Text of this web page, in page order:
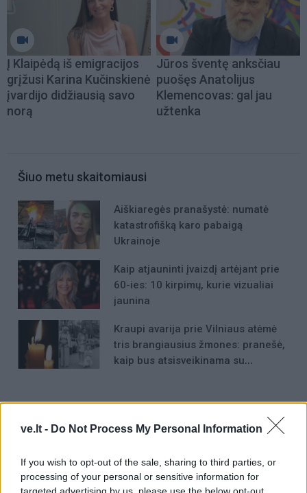
ve.lt - Do Not Process My Personal Information
If you wish to opt-out of the sale, sharing to third parties, or
processing of your personal or sensitive information for
Į Klaipėdą iš emigracijos
grįžusi Karina Kučinskienė
įvardijo didžiausią savo
norą
Jūros šventę anksčiau
puošęs Anatolijus
Klemencovas: gal jau
užtenka
Šiuo metu skaitomiausi
Aiškiaregės pranašystė: numatė
katastrofišką karo pabaigą
Ukrainoje
Kaip atjauninti įvaizdį artėjant prie
60-ies: 10 kirpimų, kurie vizualiai
jaunina
Kraupi avarija prie Vilniaus atėmė
tris brangiausius žmones: pranešė,
kaip bus atsisveikinama su
Raktažodžiai Brell elektros tinklai